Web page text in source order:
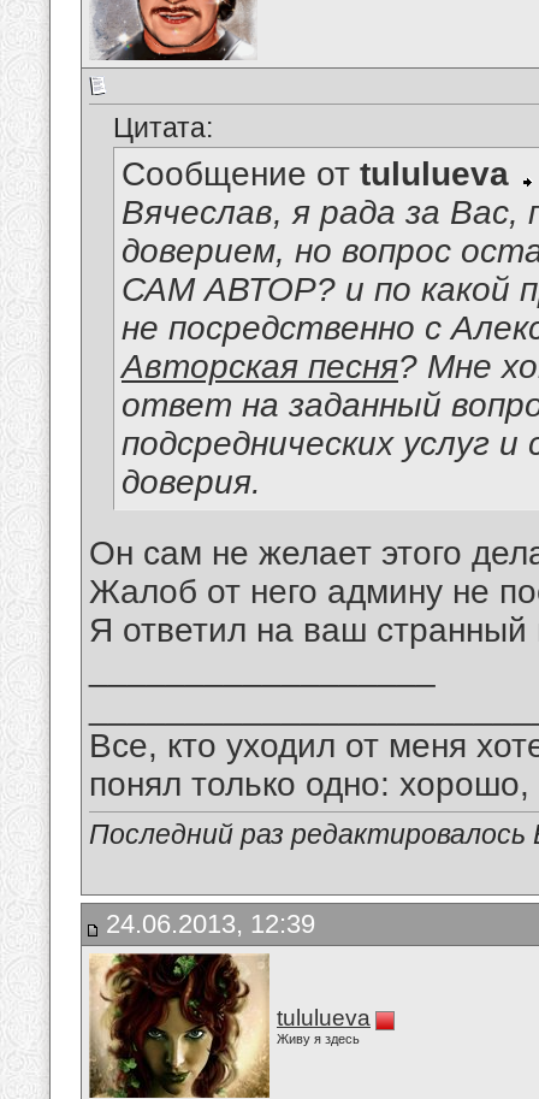
Цитата:
Сообщение от tululueva
Вячеслав, я рада за Вас,
доверием, но вопрос
САМ АВТОР? и по какой
не посредственно с
Авторская песня? Мне
ответ на заданный
подсреднических услуг
доверия.
Он сам не желает этого
Жалоб от него админу не
Я ответил на ваш странный
Все, кто уходил от меня
понял только одно:
Последний раз
24.06.2013, 12:39
tululueva
Живу я здесь